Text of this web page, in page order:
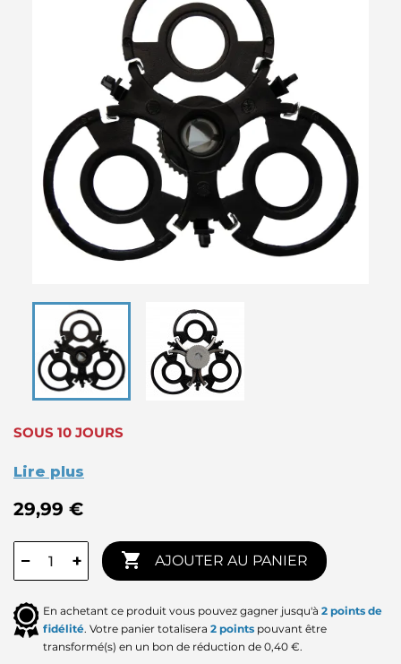
SOUS 10 JOURS
Lire plus
29,99 €
− +  AJOUTER AU PANIER
En achetant ce produit vous pouvez gagner jusqu'à 2 points de
fidélité. Votre panier totalisera 2 points pouvant être
transformé(s) en un bon de réduction de 0,40 €.